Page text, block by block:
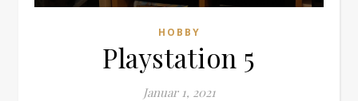
HOBBY
Playstation 5
Januar 1, 2021